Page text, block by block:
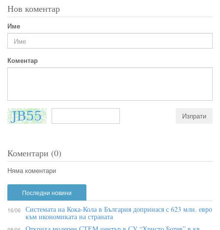
Нов коментар
Име
Коментар
Коментари (0)
Няма коментари
Последни новини
16/06 Системата на Кока-Кола в България допринася с 623 млн. евро
към икономиката на страната